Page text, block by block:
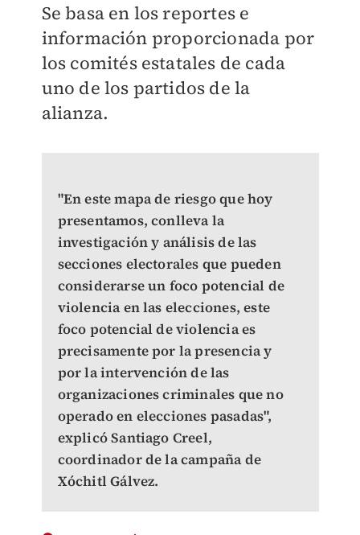
Se basa en los reportes e
información proporcionada por
los comités estatales de cada
uno de los partidos de la
alianza.
"En este mapa de riesgo que hoy
presentamos, conlleva la
investigación y análisis de las
secciones electorales que pueden
considerarse un foco potencial de
violencia en las elecciones, este
foco potencial de violencia es
precisamente por la presencia y
por la intervención de las
organizaciones criminales que no
operado en elecciones pasadas",
explicó Santiago Creel,
coordinador de la campaña de
Xóchitl Gálvez.